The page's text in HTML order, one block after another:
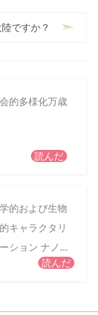
ですか？
的多様化万歳
読んだ
的および生物
キャラクタリ
ション ナノ粒
の信頼性を発見
読んだ